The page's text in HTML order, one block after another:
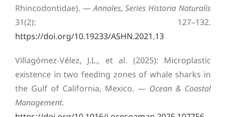
Rhincodontidae). —Annales, Series Historia Naturalis
31(2): 127–132.
https://doi.org/10.19233/ASHN.2021.13
Villagómez-Vélez, J.L., et al. (2025): Microplastic
existence in two feeding zones of whale sharks in
the Gulf of California, Mexico. — Ocean & Coastal
Management.